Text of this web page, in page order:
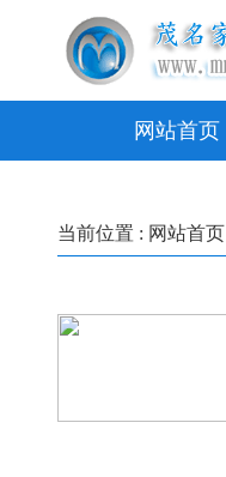
网站首页
当前位置 : 网站首页